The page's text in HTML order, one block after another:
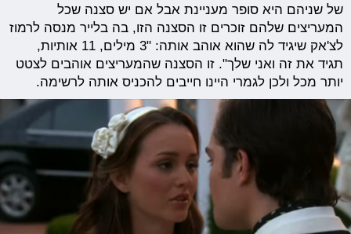
של שניהם היא סופר מעניינת אבל אם יש סצנה שכל
המעריצים שלהם זוכרים זו הסצנה הזו, בה בלייר מנסה לרמוז
לצ'אק שיגיד לה שהוא אוהב אותה: "3 מילים, 11 אותיות,
תגיד את זה ואני שלך". זו הסצנה שהמעריצים אוהבים לצטט
יותר מכל ולכן לגמרי היינו חייבים להכניס אותה לרשימה.